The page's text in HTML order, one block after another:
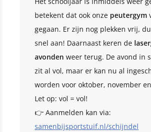
betekent dat ook onze peutergym
gegaan. Er zijn nog plekken vrij,
snel aan! Daarnaast keren de
avonden weer terug. De avond in
zit al vol, maar er kan nu al
worden voor oktober, november
Let op: vol = vol!
👉 Aanmelden kan via:
samenbijsportstuif.nl/schijndel